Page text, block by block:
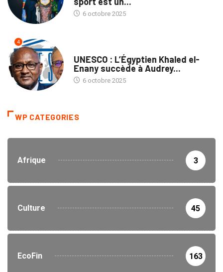
6 octobre 2025
4
UNESCO : L’Égyptien Khaled el-
Enany succède à Audrey...
6 octobre 2025
WP CATEGORIES
Afrique 3
Culture 45
EcoFin 163